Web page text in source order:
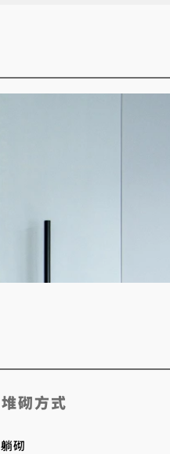
​堆砌方式
躺砌